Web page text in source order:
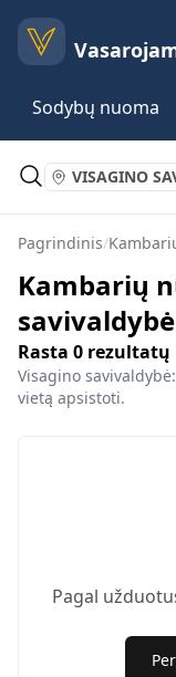
Sodybų nuoma
VISAGINO
Pagrindinis/
Kambarių
savivaldybė
Rasta 0 rezultatų
Visagino
vietą apsistoti.
Pagal